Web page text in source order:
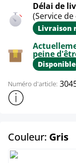
Délai de
(Service de
Livraison
peine
Disponible
Numéro d'article:
Afficher plus
Couleur: Gris